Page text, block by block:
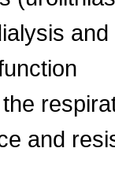
and